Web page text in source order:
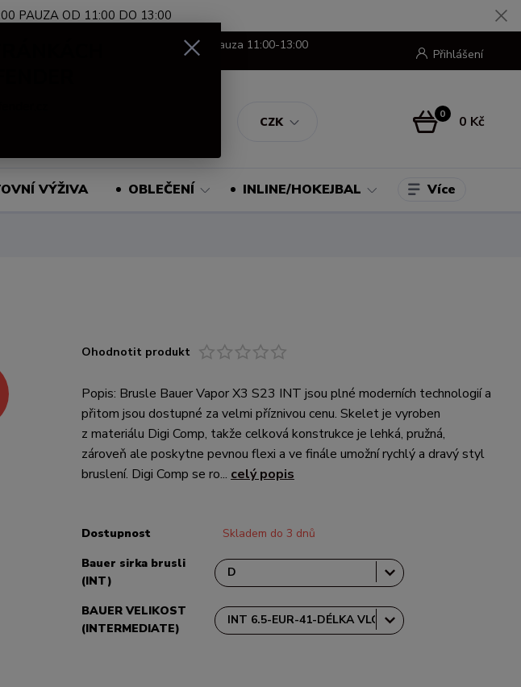
PAUZA OD 11:00 DO 13:00
CZK
Přihlášení
Po-Pá, 8:00-16:00 pauza 11:00-13:00
0 0 Kč
VÝŽIVA OBLEČENÍ INLINE/HOKEJBAL Více
Ohodnotit produkt
Popis: Brusle Bauer Vapor X3 S23 INT jsou plné moderních technologií a
přitom jsou dostupné za velmi příznivou cenu. Skelet je vyroben
z materiálu Digi Comp, takže celková konstrukce je lehká, pružná,
zároveň ale poskytne pevnou flexi a ve finále umožní rychlý a dravý styl
bruslení. Digi Comp se ro... celý popis
Dostupnost
Skladem do 3 dnů
Bauer sirka brusli
(INT)
BAUER VELIKOST
(INTERMEDIATE)